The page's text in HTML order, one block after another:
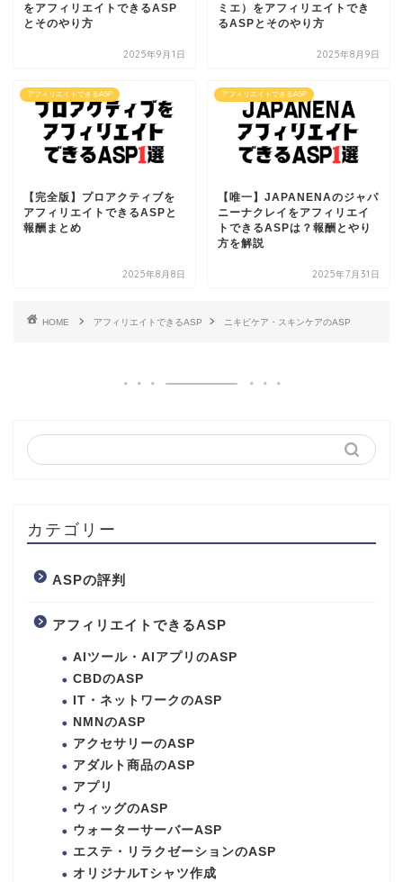
をアフィリエイトできるASP
とそのやり方
2025年9月1日
ミエ）をアフィリエイトでき
るASPとそのやり方
2025年8月9日
アフィリエイトできるASP
【完全版】プロアクティブを
アフィリエイトできるASPと
報酬まとめ
2025年8月8日
アフィリエイトできるASP
【唯一】JAPANENAのジャパ
ニーナクレイをアフィリエイ
トできるASPは？報酬とやり
方を解説
2025年7月31日
HOME アフィリエイトできるASP ニキビケア・スキンケアのASP
カテゴリー
ASPの評判
アフィリエイトできるASP
AIツール・AIアプリのASP
CBDのASP
IT・ネットワークのASP
NMNのASP
アクセサリーのASP
アダルト商品のASP
アプリ
ウィッグのASP
ウォーターサーバーASP
エステ・リラクゼーションのASP
オリジナルTシャツ作成